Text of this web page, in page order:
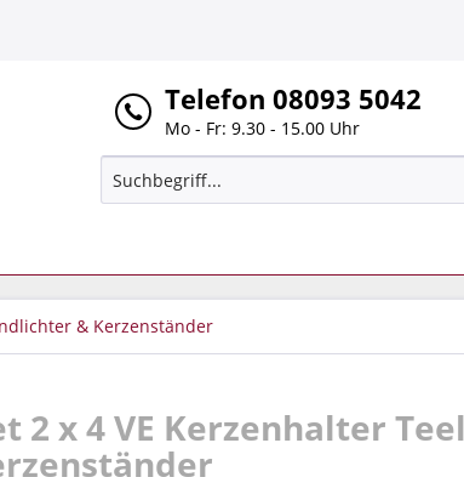
Telefon 08093 5042
Mo - Fr: 9.30 - 15.00 Uhr
& Kerzenständer
2 x 4 VE Kerzenhalter